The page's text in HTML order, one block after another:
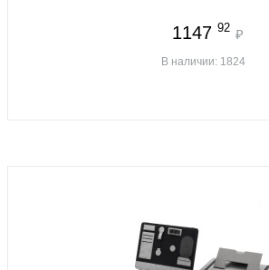
1147 92 ₽
В наличии: 1824